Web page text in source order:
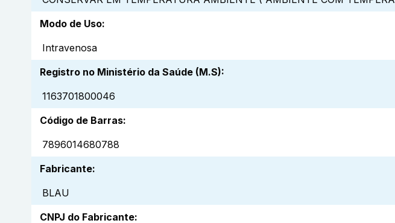
Modo de Uso:
Intravenosa
Registro no Ministério da Saúde (M.S):
1163701800046
Código de Barras:
7896014680788
Fabricante:
BLAU
CNPJ do Fabricante: